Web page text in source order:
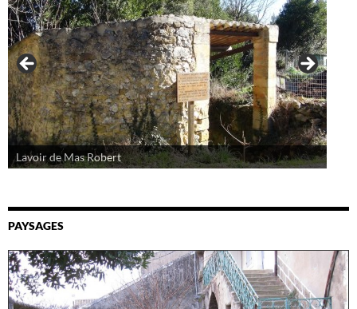
Lavoir de Mas Robert
Bassin d'ecoulement,Lavoir de Font de l'Escoule
PAYSAGES